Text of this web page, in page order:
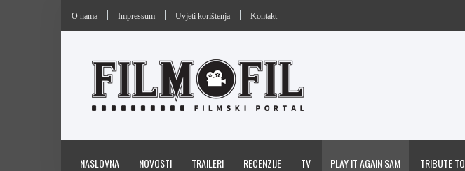
O nama Impressum Uvjeti korištenja Kontakt
NASLOVNA NOVOSTI TRAILERI RECENZIJE TV PLAY IT AGAIN SAM TRIBUTE TO